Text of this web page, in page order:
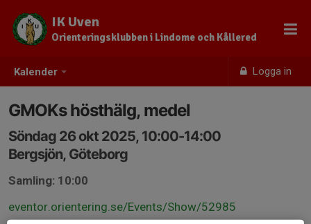
Kalender Logga in
IK Uven
Orienteringsklubben i Lindome och Kållered
GMOKs hösthälg, medel
Söndag 26 okt 2025, 10:00-14:00
Bergsjön, Göteborg
Samling: 10:00
eventor.orientering.se/Events/Show/52985